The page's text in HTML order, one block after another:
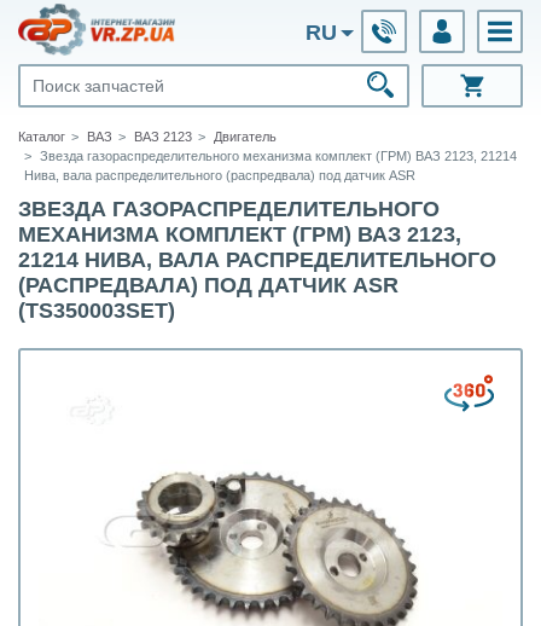
RU
Каталог ВАЗ ВАЗ 2123
Двигатель
Звезда газораспределительного механизма комплект (ГРМ) ВАЗ 2123, 21214
Нива, вала распределительного (распредвала) под датчик ASR
ЗВЕЗДА ГАЗОРАСПРЕДЕЛИТЕЛЬНОГО
МЕХАНИЗМА КОМПЛЕКТ (ГРМ) ВАЗ 2123,
21214 НИВА, ВАЛА РАСПРЕДЕЛИТЕЛЬНОГО
(РАСПРЕДВАЛА) ПОД ДАТЧИК ASR
(TS350003SET)